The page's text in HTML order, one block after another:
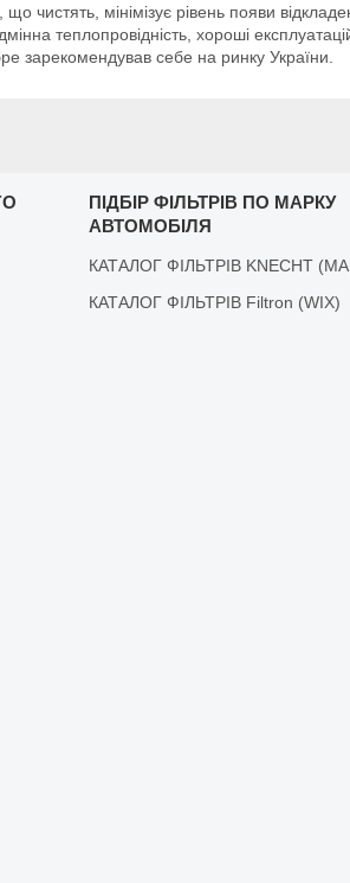
мінімізує рівень появи
теплопровідність, хороші
зарекомендував себе на ринку України.
ПІДБІР ФІЛЬТРІВ ПО МАРКУ
АВТОМОБІЛЯ
КАТАЛОГ ФІЛЬТРІВ KNECHT
КАТАЛОГ ФІЛЬТРІВ Filtron (WIX)